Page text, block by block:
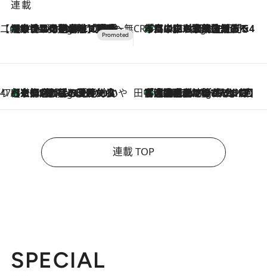
連載
【CREA×星野リゾート】唯一無二。癒しと発見が待つ場所へ
4 Hours Ago
【トンボの足水浴】ヒノキの香りに包まれて涼感マックス！約13℃の湧水かけ流しを避暑地「星野温泉 トンボの湯」で体験 CREA'S CHOICE
6 Hours Ago
「立川にも歌舞伎があるんだよ」 片岡仁左衛門・市川中車ら豪華座組みで4年目の立川立飛歌舞伎へ
47都道府県の手みやげ ひんやりスイーツで夏を満喫
6 Hours Ago
【京都府】この夏絶対食べたい 冷やしておいしいおやつ3選 ひと口目から心を掴む新緑のテリーヌ 田中稲の勝手に再ブーム
11 Hours Ago
「湘南乃風に憧れて」観客大盛上がりの“タオル回し”に、ラッパー顔負けの高速歌唱まで…さだまさし（74）のアグレッシブすぎる現在地
連載 TOP
SPECIAL